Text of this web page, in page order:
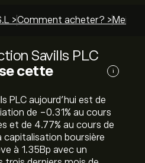
>Comment acheter? >
Savills PLC
cette
i
PLC aujourd'hui est de
de ‎-0.31‎% au cours
et de ‎4.77‎% au cours de
capitalisation boursière
à 1.35B‎p‎ avec un